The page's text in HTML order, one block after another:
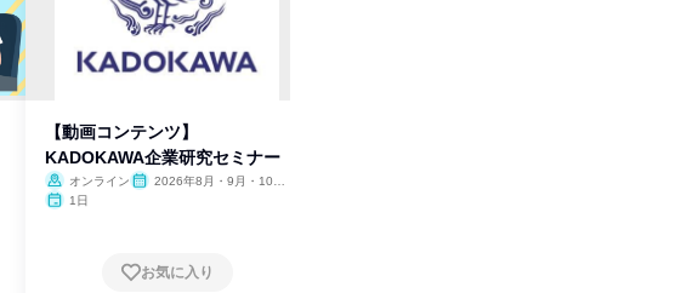
【動画コンテンツ】
KADOKAWA企業研究セミナー
オンライン
2026年8月・9月・10
1日
お気に入り